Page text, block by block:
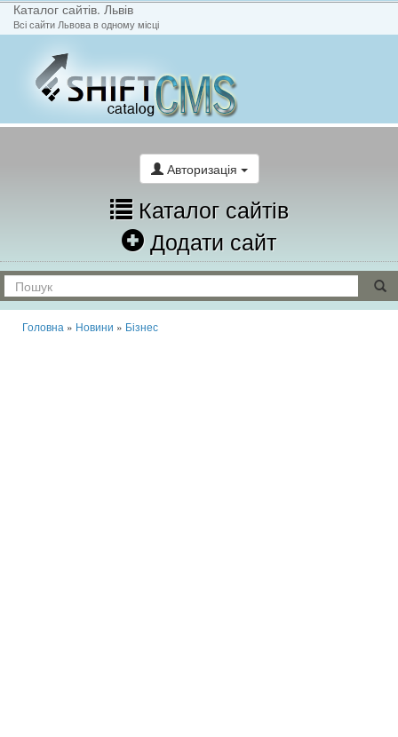
Каталог сайтів. Львів
Всі сайти Львова в одному місці
Авторизація
Каталог сайтів
Додати сайт
Головна » Новини » Бізнес